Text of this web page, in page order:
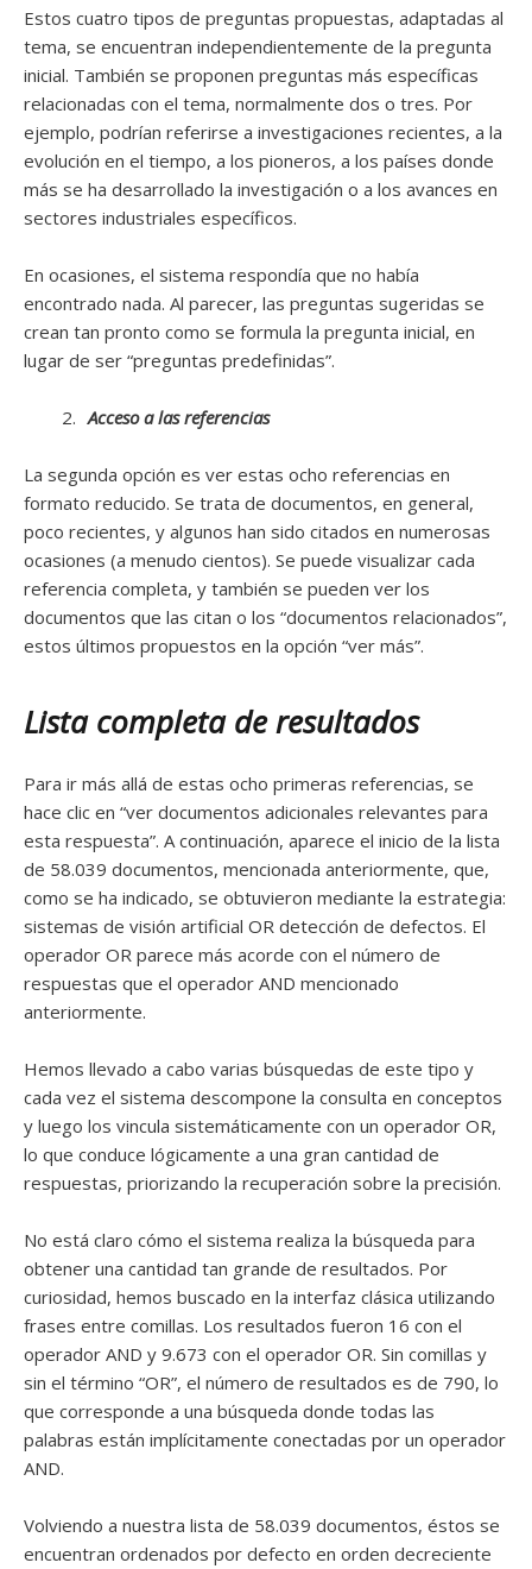
Estos cuatro tipos de preguntas propuestas, adaptadas al
tema, se encuentran independientemente de la pregunta
inicial. También se proponen preguntas más específicas
relacionadas con el tema, normalmente dos o tres. Por
ejemplo, podrían referirse a investigaciones recientes, a la
evolución en el tiempo, a los pioneros, a los países donde
más se ha desarrollado la investigación o a los avances en
sectores industriales específicos.
En ocasiones, el sistema respondía que no había
encontrado nada. Al parecer, las preguntas sugeridas se
crean tan pronto como se formula la pregunta inicial, en
lugar de ser “preguntas predefinidas”.
Acceso a las referencias
La segunda opción es ver estas ocho referencias en
formato reducido. Se trata de documentos, en general,
poco recientes, y algunos han sido citados en numerosas
ocasiones (a menudo cientos). Se puede visualizar cada
referencia completa, y también se pueden ver los
documentos que las citan o los “documentos relacionados”,
estos últimos propuestos en la opción “ver más”.
Lista completa de resultados
Para ir más allá de estas ocho primeras referencias, se
hace clic en “ver documentos adicionales relevantes para
esta respuesta”. A continuación, aparece el inicio de la lista
de 58.039 documentos, mencionada anteriormente, que,
como se ha indicado, se obtuvieron mediante la estrategia:
sistemas de visión artificial OR detección de defectos. El
operador OR parece más acorde con el número de
respuestas que el operador AND mencionado
anteriormente.
Hemos llevado a cabo varias búsquedas de este tipo y
cada vez el sistema descompone la consulta en conceptos
y luego los vincula sistemáticamente con un operador OR,
lo que conduce lógicamente a una gran cantidad de
respuestas, priorizando la recuperación sobre la precisión.
No está claro cómo el sistema realiza la búsqueda para
obtener una cantidad tan grande de resultados. Por
curiosidad, hemos buscado en la interfaz clásica utilizando
frases entre comillas. Los resultados fueron 16 con el
operador AND y 9.673 con el operador OR. Sin comillas y
sin el término “OR”, el número de resultados es de 790, lo
que corresponde a una búsqueda donde todas las
palabras están implícitamente conectadas por un operador
AND.
Volviendo a nuestra lista de 58.039 documentos, éstos se
encuentran ordenados por defecto en orden decreciente